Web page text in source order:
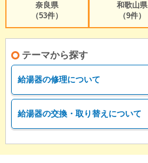
奈良県
（53件）
和歌山県
（9件）
テーマから探す
給湯器の修理について
給湯器の交換・取り替えについて